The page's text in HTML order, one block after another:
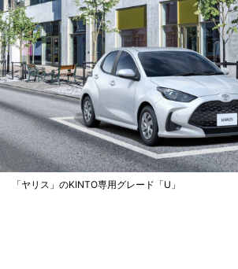
「ヤリス」のKINTO専用グレード「U」